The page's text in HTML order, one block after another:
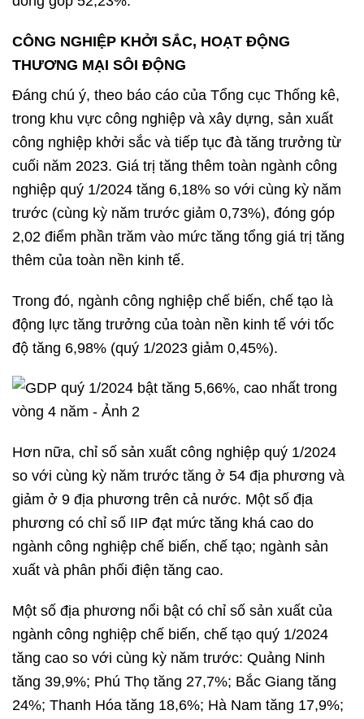
CÔNG NGHIỆP KHỞI SẮC, HOẠT ĐỘNG
THƯƠNG MẠI SÔI ĐỘNG
Đáng chú ý, theo báo cáo của Tổng cục Thống kê,
trong khu vực công nghiệp và xây dựng, sản xuất
công nghiệp khởi sắc và tiếp tục đà tăng trưởng từ
cuối năm 2023. Giá trị tăng thêm toàn ngành công
nghiệp quý 1/2024 tăng 6,18% so với cùng kỳ năm
trước (cùng kỳ năm trước giảm 0,73%), đóng góp
2,02 điểm phần trăm vào mức tăng tổng giá trị tăng
thêm của toàn nền kinh tế.
Trong đó, ngành công nghiệp chế biến, chế tạo là
động lực tăng trưởng của toàn nền kinh tế với tốc
độ tăng 6,98% (quý 1/2023 giảm 0,45%).
Hơn nữa, chỉ số sản xuất công nghiệp quý 1/2024
so với cùng kỳ năm trước tăng ở 54 địa phương và
giảm ở 9 địa phương trên cả nước. Một số địa
phương có chỉ số IIP đạt mức tăng khá cao do
ngành công nghiệp chế biến, chế tạo; ngành sản
xuất và phân phối điện tăng cao.
Một số địa phương nổi bật có chỉ số sản xuất của
ngành công nghiệp chế biến, chế tạo quý 1/2024
tăng cao so với cùng kỳ năm trước: Quảng Ninh
tăng 39,9%; Phú Thọ tăng 27,7%; Bắc Giang tăng
24%; Thanh Hóa tăng 18,6%; Hà Nam tăng 17,9%;